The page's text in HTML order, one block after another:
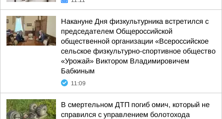
Накануне Дня физкультурника встретился с
председателем Общероссийской
общественной организации «Всероссийское
сельское физкультурно-спортивное общество
«Урожай» Виктором Владимировичем
Бабкиным
11:09
В смертельном ДТП погиб омич, который не
справился с управлением болотохода